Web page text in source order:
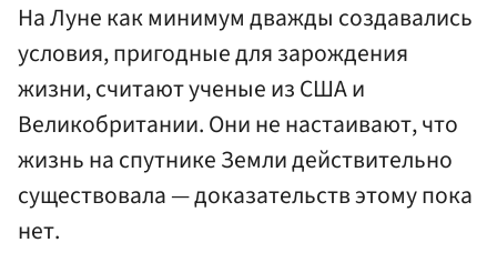
На Луне как минимум дважды создавались
условия, пригодные для зарождения
жизни, считают ученые из США и
Великобритании. Они не настаивают, что
жизнь на спутнике Земли действительно
существовала — доказательств этому пока
нет.